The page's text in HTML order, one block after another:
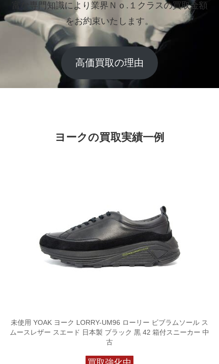
富な専門知識により業界Ｎｏ.１クラスの買取金額
をお約束いたします。
高価買取の理由
ヨークの買取実績一例
未使用 YOAK ヨーク LORRY-UM96 ローリー ビブラムソール ス
ムースレザー スエード 日本製 ブラック 黒 42 箱付スニーカー 中
古